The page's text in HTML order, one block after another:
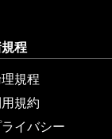
程
規程
規約
イバシー